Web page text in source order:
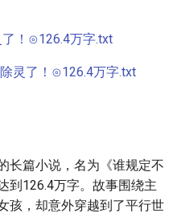
！⊙126.4万字.txt
灵了！⊙126.4万字.txt
长篇小说，名为《谁规定不
到126.4万字。故事围绕主
孩，却意外穿越到了平行世